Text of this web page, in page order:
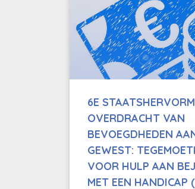
6E
OVERDRACHT VAN
BEVOEGDHEDEN
GEWEST:
VOOR HULP AAN
MET EEN HANDICAP